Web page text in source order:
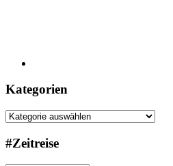
Kategorien
Kategorien
#Zeitreise